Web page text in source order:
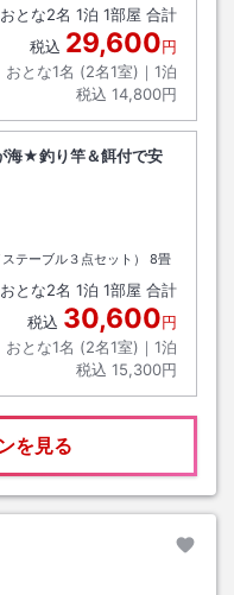
おとな2名 1泊 1部屋 合計
税込 29,600円
おとな1名 (2名1室)｜ 1泊
税込 14,800円
★釣り竿＆餌付で安
テーブル３点セット）
8畳
おとな2名 1泊 1部屋 合計
税込 30,600円
おとな1名 (2名1室)｜ 1泊
税込 15,300円
を見る